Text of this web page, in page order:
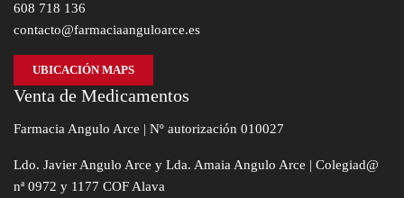
608 718 136
contacto@farmaciaanguloarce.es
UBICACIÓN MAPS
Venta de Medicamentos
Farmacia Angulo Arce | Nº autorización 010027
Ldo. Javier Angulo Arce y Lda. Amaia Angulo Arce | Colegiad@
nª 0972 y 1177 COF Alava